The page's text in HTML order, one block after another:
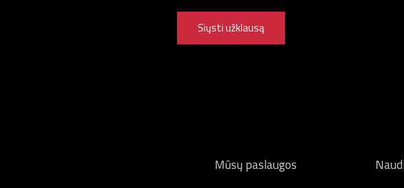
Siųsti užklausą
Mūsų paslaugos